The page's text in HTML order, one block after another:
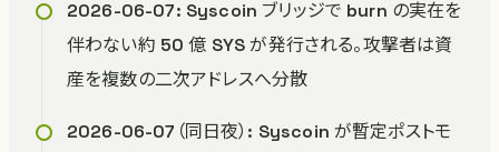
2026-06-07: Syscoin ブリッジで burn の実在を
伴わない約 50 億 SYS が発行される。攻撃者は資
産を複数の二次アドレスへ分散
2026-06-07（同日夜）: Syscoin が暫定ポストモ